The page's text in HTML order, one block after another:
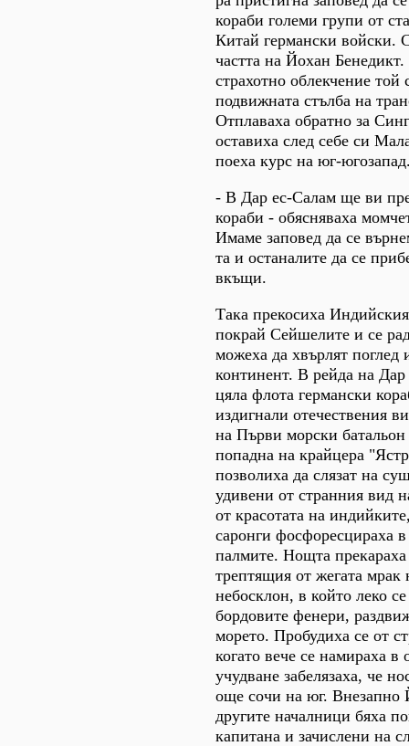
кораби големи групи от
Китай германски войски.
частта на Йохан
страхотно облекчение той
подвижната стълба на
Отплаваха обратно за
оставиха след себе си
поеха курс на юг-
- В Дар ес-Салам ще ви
кораби - обясняваха
Имаме заповед да се
та и останалите да се
вкъщи.
Така прекосиха
покрай Сейшелите и се
можеха да хвърлят поглед
континент. В рейда на
цяла флота германски
издигнали отечествения
на Първи морски
попадна на крайцера
позволиха да слязат на
удивени от странния вид
от красотата на
саронги фосфоресцираха в
палмите. Нощта
трептящия от жегата мрак
небосклон, в който леко
бордовите фенери,
морето. Пробудиха се от
когато вече се намираха в
учудване забелязаха, че
още сочи на юг. Внезапно
другите началници бяха
капитана и зачислени на